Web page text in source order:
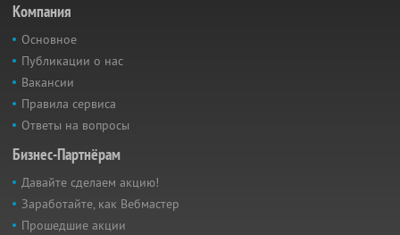
Компания
Основное
Публикации о нас
Вакансии
Правила сервиса
Ответы на вопросы
Бизнес-Партнёрам
Давайте сделаем акцию!
Заработайте, как Вебмастер
Прошедшие акции